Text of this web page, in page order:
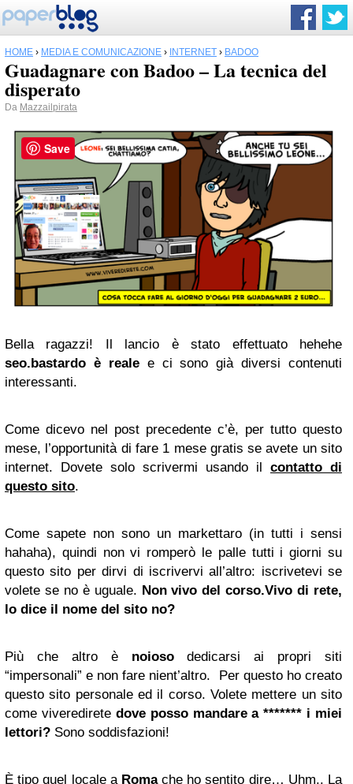
HOME › MEDIA E COMUNICAZIONE › INTERNET › BADOO
Guadagnare con Badoo – La tecnica del
disperato
Da Mazzailpirata
Bella ragazzi! Il lancio è stato effettuato hehehe
seo.bastardo è realee ci sono già diversi contenuti
interessanti.
Come dicevo nel post precedente c’è, per tutto questo
mese, l’opportunità di fare 1 mese gratis se avete un sito
internet. Dovete solo scrivermi usando il contatto di
questo sito.
Come sapete non sono un markettaro (in tutti i sensi
hahaha), quindi non vi romperò le palle tutti i giorni su
questo sito per dirvi di iscrivervi all’altro: iscrivetevi se
volete se no è uguale. Non vivo del corso.Vivo di rete,
lo dice il nome del sito no?
Più che altro è noiosodedicarsi ai propri siti
“impersonali” e non fare nient’altro. Per questo ho creato
questo sito personale ed il corso. Volete mettere un sito
come viveredirete dove posso mandare a ******* i miei
lettori? Sono soddisfazioni!
È tipo quel locale a Romache ho sentito dire… Uhm.. La
Save